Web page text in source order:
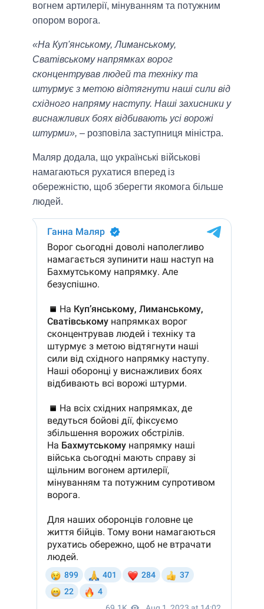
вогнем артилерії, мінуванням та потужним
опором ворога.
«На Куп'янському, Лиманському,
Сватівському напрямках ворог
сконцентрував людей та техніку та
штурмує з метою відтягнути наші сили від
східного напряму наступу. Наші захисники у
виснажливих боях відбивають усі ворожі
штурми», – розповіла заступниця міністра.
Маляр додала, що українські військові
намагаються рухатися вперед із
обережністю, щоб зберегти якомога більше
людей.